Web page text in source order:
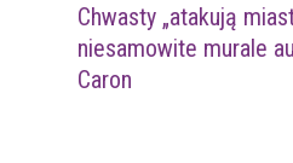
Chwasty „atakują
niesamowite murale
Caron